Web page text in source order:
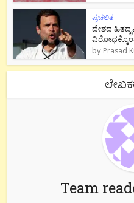
ಪ್ರಚಲಿತ
ದೇಶದ
by Prasad
Team